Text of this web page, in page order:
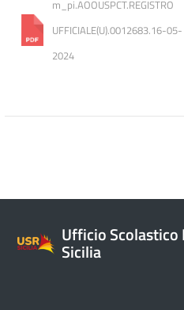
m_pi.AOOUSPCT.REGISTRO
UFFICIALE(U).0012683.16-05-
2024
Ufficio Scolastico
Sicilia